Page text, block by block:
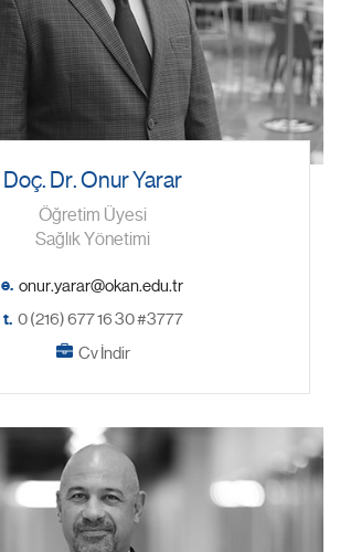
Doç. Dr. Onur Yarar
Öğretim Üyesi
Sağlık Yönetimi
e.
t. 0 (216) 677 16 30 #3777
Cv İndir